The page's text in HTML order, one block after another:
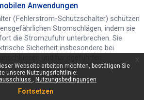
Webseite arbeiten möchten, bestätigen Sie
unsere Nutzungsrichtlinie:
Nutzungsbedingungen
Fortsetzen
Anwendungen
(Fehlerstrom-Schutzschalter) schützen
Stromschlägen, indem sie
die Stromzufuhr unterbrechen. Sie
Sicherheit insbesondere bei
den Vorgaben der DIN VDE 0100-
fördert die ANschaffung mobiler FI-